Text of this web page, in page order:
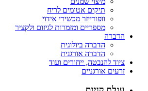
תיקים אטומים לריח
וופורייזר מכשירי אידוי
מספריים ומזמרות לגיזום ולקציר
הדברה
הדברה ביולוגית
הדברה אורגנית
ציוד להנבטה, ייחורים ועוד
זרעים אורגניים